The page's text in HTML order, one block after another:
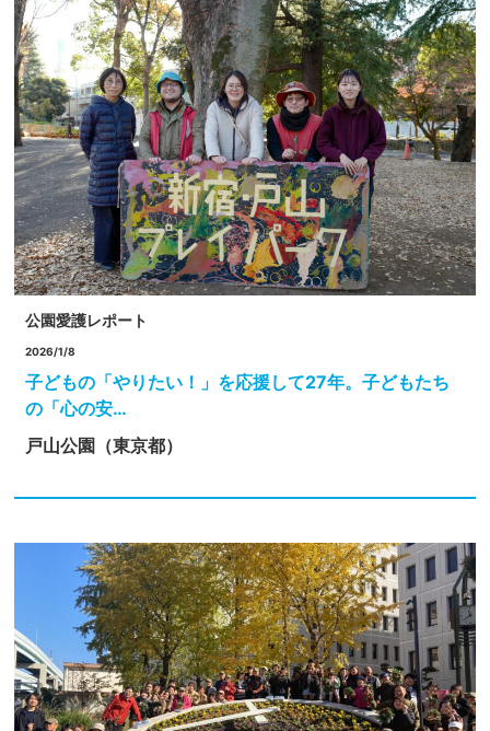
公園愛護レポート
2026/1/8
子どもの「やりたい！」を応援して27年。子どもたち
の「心の安…
戸山公園（東京都）